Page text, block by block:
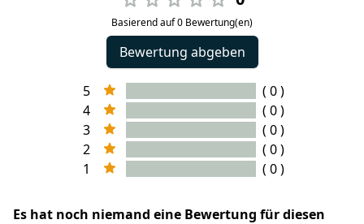
Basierend auf 0 Bewertung(en)
Bewertung abgeben
5
( 0 )
4
( 0 )
3
( 0 )
2
( 0 )
1
( 0 )
Es hat noch niemand eine Bewertung für diesen